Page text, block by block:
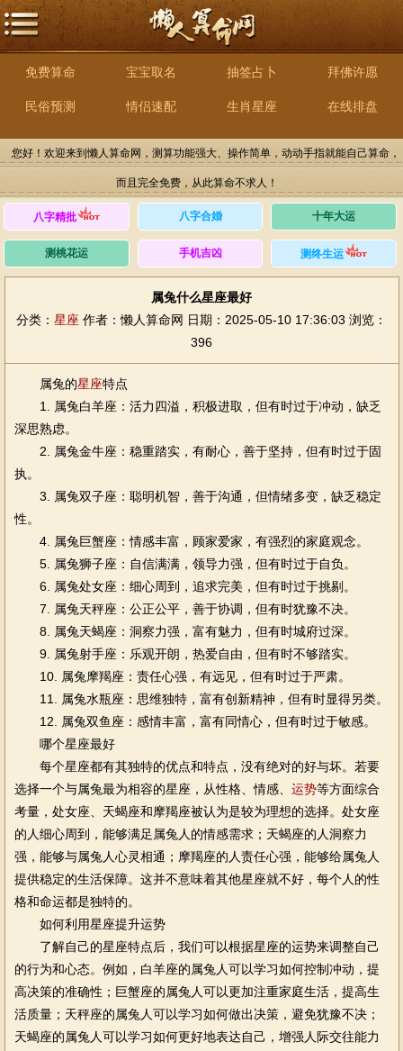
免费算命 宝宝取名 抽签占卜 拜佛许愿
民俗预测 情侣速配 生肖星座 在线排盘
您好！欢迎来到懒人算命网，测算功能强大、操作简单，动动手指就能自己算命，
而且完全免费，从此算命不求人！
八字精批 八字合婚 十年大运
测桃花运 手机吉凶 测终生运
属兔什么星座最好
分类： 星座 作者：懒人算命网 日期：2025-05-10 17:36:03 浏览：
396
属兔的星座特点
1. 属兔白羊座：活力四溢，积极进取，但有时过于冲动，缺乏
深思熟虑。
2. 属兔金牛座：稳重踏实，有耐心，善于坚持，但有时过于固
执。
3. 属兔双子座：聪明机智，善于沟通，但情绪多变，缺乏稳定
性。
4. 属兔巨蟹座：情感丰富，顾家爱家，有强烈的家庭观念。
5. 属兔狮子座：自信满满，领导力强，但有时过于自负。
6. 属兔处女座：细心周到，追求完美，但有时过于挑剔。
7. 属兔天秤座：公正公平，善于协调，但有时犹豫不决。
8. 属兔天蝎座：洞察力强，富有魅力，但有时城府过深。
9. 属兔射手座：乐观开朗，热爱自由，但有时不够踏实。
10. 属兔摩羯座：责任心强，有远见，但有时过于严肃。
11. 属兔水瓶座：思维独特，富有创新精神，但有时显得另类。
12. 属兔双鱼座：感情丰富，富有同情心，但有时过于敏感。
哪个星座最好
每个星座都有其独特的优点和特点，没有绝对的好与坏。若要
选择一个与属兔最为相容的星座，从性格、情感、 运势等方面综合
考量，处女座、天蝎座和摩羯座被认为是较为理想的选择。处女座
的人细心周到，能够满足属兔人的情感需求；天蝎座的人洞察力
强，能够与属兔人心灵相通；摩羯座的人责任心强，能够给属兔人
提供稳定的生活保障。这并不意味着其他星座就不好，每个人的性
格和命运都是独特的。
如何利用星座提升运势
了解自己的星座特点后，我们可以根据星座的运势来调整自己
的行为和心态。例如，白羊座的属兔人可以学习如何控制冲动，提
高决策的准确性；巨蟹座的属兔人可以更加注重家庭生活，提高生
活质量；天秤座的属兔人可以学习如何做出决策，避免犹豫不决；
天蝎座的属兔人可以学习如何更好地表达自己，增强人际交往能力